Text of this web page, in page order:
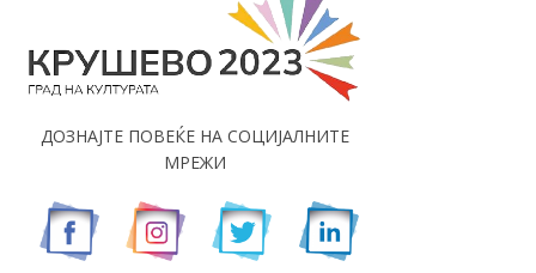
ДОЗНАЈТЕ ПОВЕЌЕ НА СОЦИЈАЛНИТЕ
МРЕЖИ